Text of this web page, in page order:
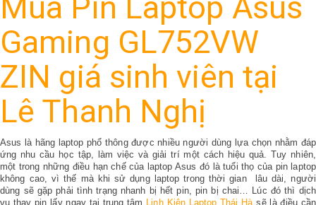
Gaming GL752VW
ZIN giá sinh viên tại
Lê Thanh Nghị
Asus là hãng laptop phổ thông được nhiều người dùng lựa chọn nhằm đáp
ứng nhu cầu học tập, làm việc và giải trí một cách hiệu quả. Tuy nhiên,
một trong những điều hạn chế của laptop Asus đó là tuổi thọ của pin laptop
không cao, vì thế mà khi sử dụng laptop trong thời gian lâu dài, người
dùng sẽ gặp phải tình trạng nhanh bị hết pin, pin bị chai… Lúc đó thì dịch
vụ thay pin lấy ngay tại trung tâm Linh Kiện Laptop Thái Hàsẽ là điều cần